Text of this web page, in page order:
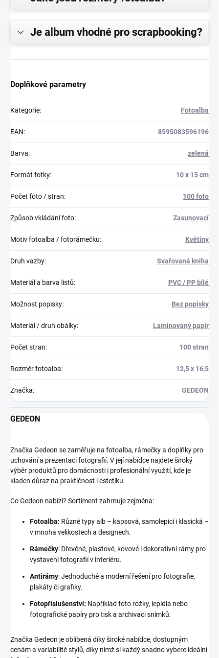
Je album vhodné pro scrapbooking?
Doplňkové parametry
Kategorie: Fotoalba
EAN: 8595083596196
Barva: zelená
Formát fotky: 10 x 15 cm
Počet foto / stran: 100 foto
Způsob vkládání foto: Zasunovací
Motiv fotoalba / fotorámečku: Květiny
Druh vazby: Svařovaná kniha
Materiál a barva listů: PVC / PP bílé
Možnost popisky: Bez popisky
Materiál / druh obálky: Laminovaný papír
Počet stran: 100 stran
Rozměr fotoalba: 12,5 x 16,5
Značka: GEDEON
GEDEON
Značka Gedeon se zaměřuje na fotoalba, rámečky a doplňky pro
uchování a prezentaci fotografií. V její nabídce najdete široký
výběr produktů pro domácnosti i profesionální využití, kde je
kladen důraz na praktičnost i estetiku.
Co Gedeon nabízí? Sortiment zahrnuje zejména:
Fotoalba: Různé typy alb – kapsová, samolepicí i klasická –
v mnoha velikostech a designech.
Rámečky: Dřevěné, plastové, kovové i dekorativní rámy pro
vystavení fotografií v interiéru.
Antirámy: Jednoduché a moderní řešení pro fotografie,
plakáty či grafiky.
Fotopříslušenství: Například foto rožky, lepidla nebo
fotografické papíry pro tisk a archivaci snímků.
Značka Gedeon je oblíbená díky široké nabídce, dostupným
cenám a variabilitě stylů, díky nimž si každý snadno vybere ideální